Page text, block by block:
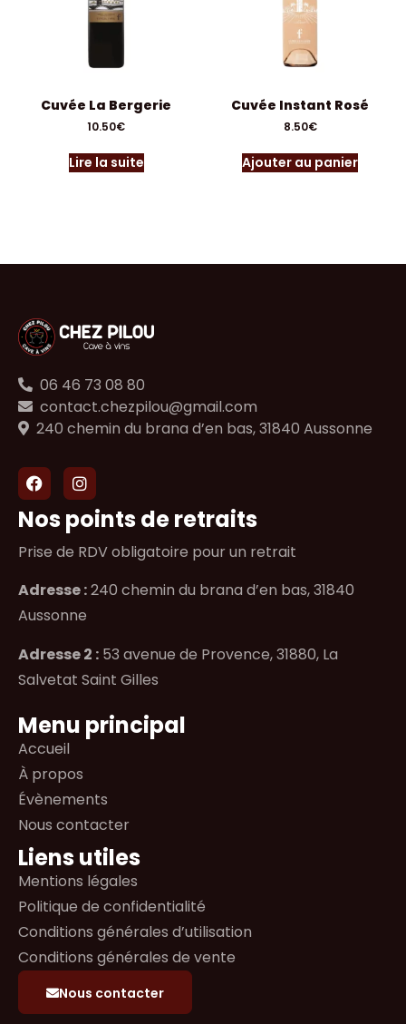
Cuvée La Bergerie
10.50€
Lire la suite
Cuvée Instant Rosé
8.50€
Ajouter au panier
06 46 73 08 80
contact.chezpilou@gmail.com
240 chemin du brana d’en bas, 31840 Aussonne
Nos points de retraits
Prise de RDV obligatoire pour un retrait
Adresse :240 chemin du brana d’en bas, 31840
Aussonne
Adresse 2 : 53 avenue de Provence, 31880, La
Salvetat Saint Gilles
Menu principal
Accueil
À propos
Évènements
Nous contacter
Liens utiles
Mentions légales
Politique de confidentialité
Conditions générales d’utilisation
Conditions générales de vente
Nous contacter